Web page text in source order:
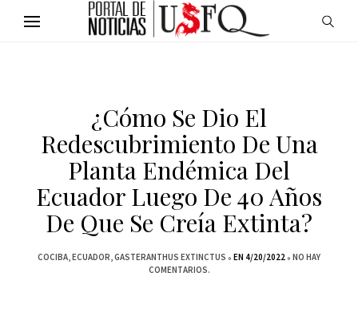
¿Cómo Se Dio El
Redescubrimiento De Una
Planta Endémica Del
Ecuador Luego De 40 Años
De Que Se Creía Extinta?
COCIBA ECUADOR GASTERANTHUS EXTINCTUS EN 4/20/2022
NO HAY
COMENTARIOS.